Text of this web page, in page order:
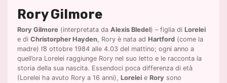
Rory Gilmore
Rory Gilmore (interpretata daAlexis Bledel) – figlia di Lorelei
e diChristorpher Hayden, Rory è nata ad Hartford (come la
madre) l’8 ottobre 1984 alle 4.03 del mattino; ogni anno a
quell’ora Lorelei raggiunge Rory nel suo letto e le racconta la
storia della sua nascita. Essendoci poca differenza di età
(Lorelei ha avuto Rory a 16 anni), Lorelei e Rory sono